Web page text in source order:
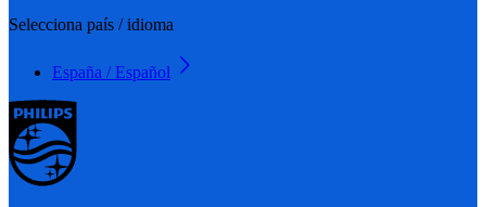
Selecciona país / idioma
España / Español